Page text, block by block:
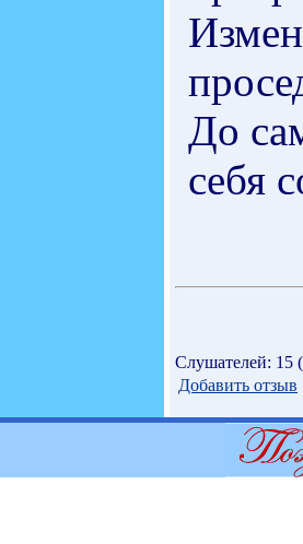
До
себя
Слушателей: 15
Добавить отзыв